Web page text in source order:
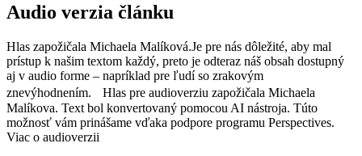
Audio verzia článku
Hlas zapožičala Michaela Malíková.Je pre nás dôležité, aby mal
prístup k našim textom každý, preto je odteraz náš obsah dostupný
aj v audio forme – napríklad pre ľudí so zrakovým
znevýhodnením. Hlas pre audioverziu zapožičala Michaela
Malíkova. Text bol konvertovaný pomocou AI nástroja. Túto
možnosť vám prinášame vďaka podpore programu Perspectives.
Viac o audioverzii